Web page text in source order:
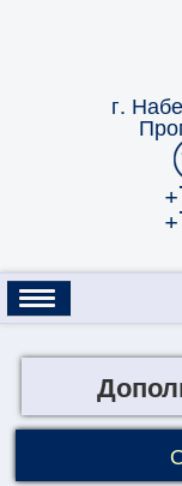
г.
КАТАЛОГ
ЛИЗИНГ